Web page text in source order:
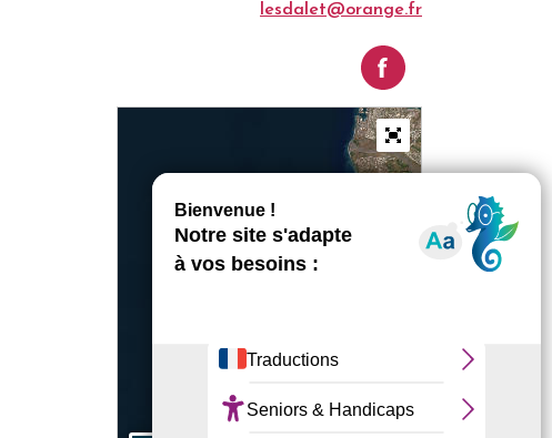
lesdalet@orange.fr
+